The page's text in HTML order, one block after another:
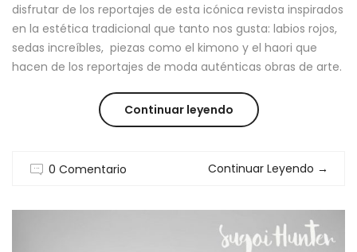
disfrutar de los reportajes de esta icónica revista inspirados
en la estética tradicional que tanto nos gusta: labios rojos,
sedas increíbles, piezas como el kimono y el haori que
hacen de los reportajes de moda auténticas obras de arte.
Continuar leyendo“REPORTAJES
VOGUE
QUE
0 Comentario Continuar Leyendo →